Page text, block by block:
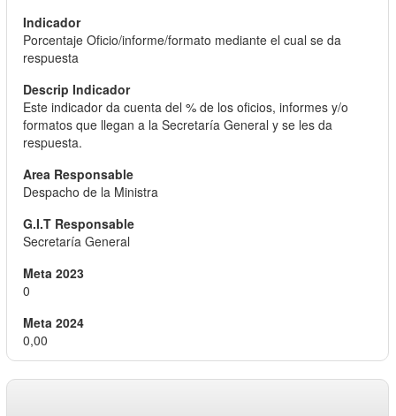
Porcentaje Oficio/informe/formato mediante el cual se da
respuesta
Este indicador da cuenta del % de los oficios, informes y/o
formatos que llegan a la Secretaría General y se les da
respuesta.
Despacho de la Ministra
Secretaría General
0
0,00